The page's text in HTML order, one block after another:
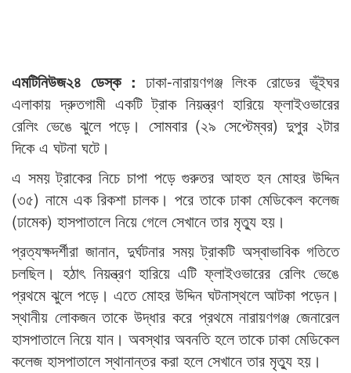
এমটিনিউজ২৪ ডেস্ক : ঢাকা-নারায়ণগঞ্জ লিংক রোডের ভূঁইঘর
এলাকায় দ্রুতগামী একটি ট্রাক নিয়ন্ত্রণ হারিয়ে ফ্লাইওভারের
রেলিং ভেঙে ঝুলে পড়ে। সোমবার (২৯ সেপ্টেম্বর) দুপুর ২টার
দিকে এ ঘটনা ঘটে।
এ সময় ট্রাকের নিচে চাপা পড়ে গুরুতর আহত হন মোহর উদ্দিন
(৩৫) নামে এক রিকশা চালক। পরে তাকে ঢাকা মেডিকেল কলেজ
(ঢামেক) হাসপাতালে নিয়ে গেলে সেখানে তার মৃত্যু হয়।
প্রত্যক্ষদর্শীরা জানান, দুর্ঘটনার সময় ট্রাকটি অস্বাভাবিক গতিতে
চলছিল। হঠাৎ নিয়ন্ত্রণ হারিয়ে এটি ফ্লাইওভারের রেলিং ভেঙে
প্রথমে ঝুলে পড়ে। এতে মোহর উদ্দিন ঘটনাস্থলে আটকা পড়েন।
স্থানীয় লোকজন তাকে উদ্ধার করে প্রথমে নারায়ণগঞ্জ জেনারেল
হাসপাতালে নিয়ে যান। অবস্থার অবনতি হলে তাকে ঢাকা মেডিকেল
কলেজ হাসপাতালে স্থানান্তর করা হলে সেখানে তার মৃত্যু হয়।